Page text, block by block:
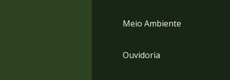
Meio Ambiente
Ouvidoria